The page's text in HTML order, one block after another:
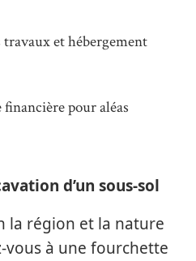
et hébergement
pour aléas
d’un sous-sol
la région et la nature
vous à une fourchette